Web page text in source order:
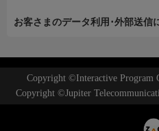
お客さまのデータ利用･外部送信
Copyright ©Interactive Program
Copyright ©Jupiter